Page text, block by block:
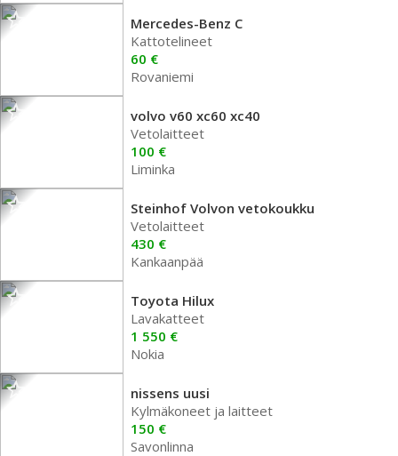
Mercedes-Benz C
Kattotelineet
60 €
Rovaniemi
volvo v60 xc60 xc40
Vetolaitteet
100 €
Liminka
Steinhof Volvon vetokoukku
Vetolaitteet
430 €
Kankaanpää
Toyota Hilux
Lavakatteet
1 550 €
Nokia
nissens uusi
Kylmäkoneet ja laitteet
150 €
Savonlinna